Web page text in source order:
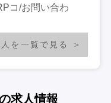
コ/お問い合わ
を一覧で見る
求人情報